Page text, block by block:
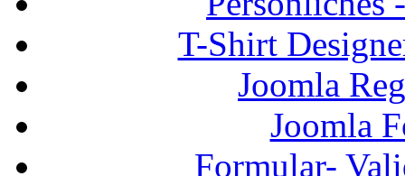
T-Shirt
Joomla
Joomla
Formular-